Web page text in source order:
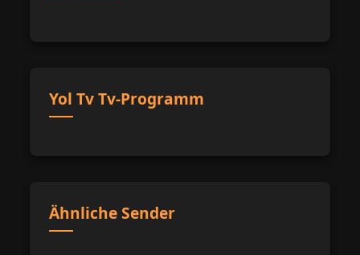
Yol Tv Tv-Programm
Ähnliche Sender